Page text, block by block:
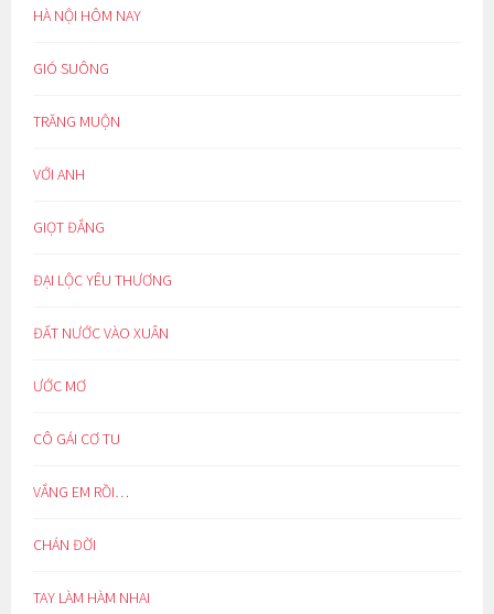
HÀ NỘI HÔM NAY
GIÓ SUÔNG
TRĂNG MUỘN
VỚI ANH
GIỌT ĐẮNG
ĐẠI LỘC YÊU THƯƠNG
ĐẤT NƯỚC VÀO XUÂN
ƯỚC MƠ
CÔ GÁI CƠ TU
VẮNG EM RỒI…
CHÁN ĐỜI
TAY LÀM HÀM NHAI